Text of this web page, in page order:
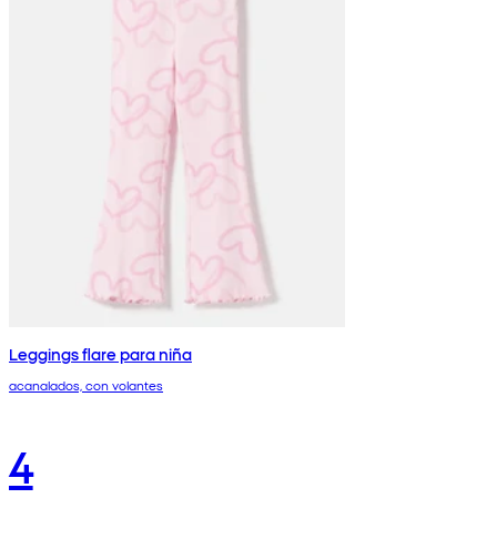
Leggings flare para niña
acanalados, con volantes
4